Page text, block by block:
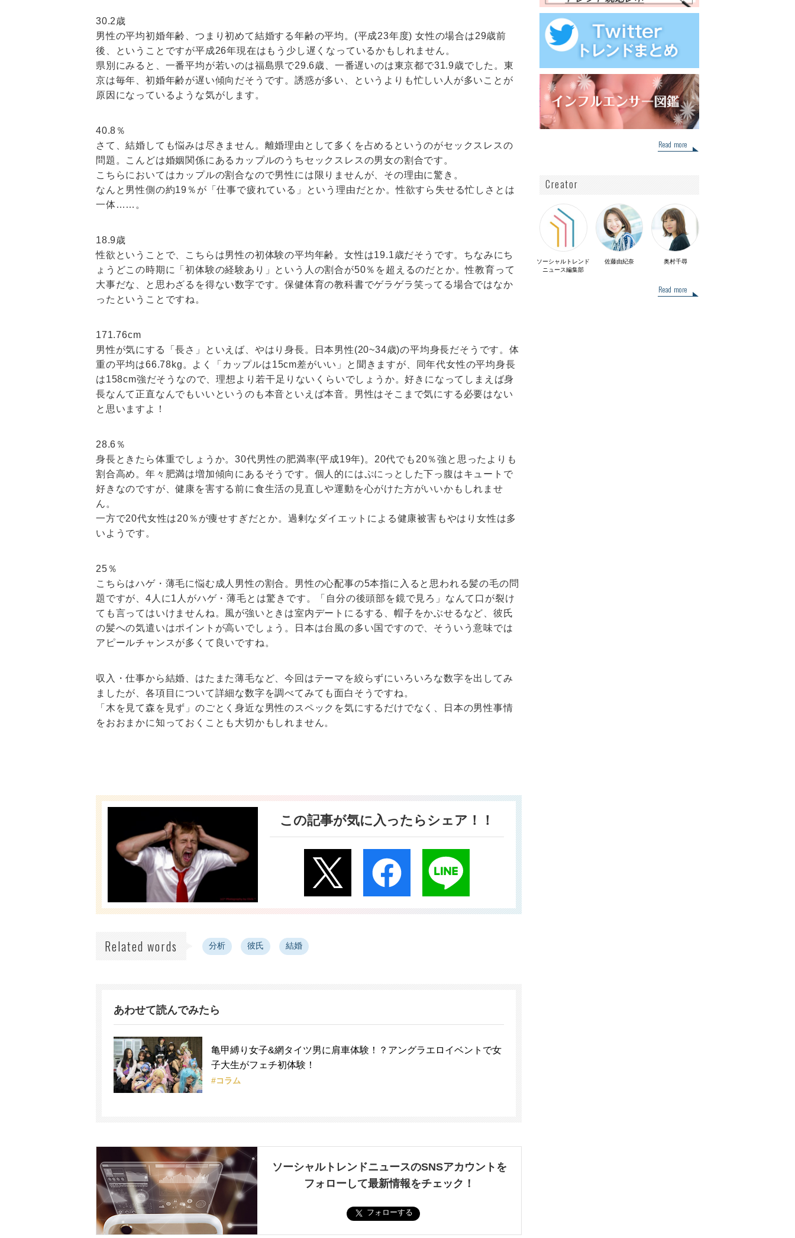
30.2歳
男性の平均初婚年齢、つまり初めて結婚する年齢の平均。(平成23年度) 女性の場合は29歳前
後、ということですが平成26年現在はもう少し遅くなっているかもしれません。
県別にみると、一番平均が若いのは福島県で29.6歳、一番遅いのは東京都で31.9歳でした。東
京は毎年、初婚年齢が遅い傾向だそうです。誘惑が多い、というよりも忙しい人が多いことが
原因になっているような気がします。
40.8％
さて、結婚しても悩みは尽きません。離婚理由として多くを占めるというのがセックスレスの
問題。こんどは婚姻関係にあるカップルのうちセックスレスの男女の割合です。
こちらにおいてはカップルの割合なので男性には限りませんが、その理由に驚き。
なんと男性側の約19％が「仕事で疲れている」という理由だとか。性欲すら失せる忙しさとは
一体……。
18.9歳
性欲ということで、こちらは男性の初体験の平均年齢。女性は19.1歳だそうです。ちなみにち
ょうどこの時期に「初体験の経験あり」という人の割合が50％を超えるのだとか。性教育って
大事だな、と思わざるを得ない数字です。保健体育の教科書でゲラゲラ笑ってる場合ではなか
ったということですね。
171.76cm
男性が気にする「長さ」といえば、やはり身長。日本男性(20~34歳)の平均身長だそうです。体
重の平均は66.78kg。よく「カップルは15cm差がいい」と聞きますが、同年代女性の平均身長
は158cm強だそうなので、理想より若干足りないくらいでしょうか。好きになってしまえば身
長なんて正直なんでもいいというのも本音といえば本音。男性はそこまで気にする必要はない
と思いますよ！
28.6％
身長ときたら体重でしょうか。30代男性の肥満率(平成19年)。20代でも20％強と思ったよりも
割合高め。年々肥満は増加傾向にあるそうです。個人的にはぷにっとした下っ腹はキュートで
好きなのですが、健康を害する前に食生活の見直しや運動を心がけた方がいいかもしれませ
ん。
一方で20代女性は20％が痩せすぎだとか。過剰なダイエットによる健康被害もやはり女性は多
いようです。
25％
こちらはハゲ・薄毛に悩む成人男性の割合。男性の心配事の5本指に入ると思われる髪の毛の問
題ですが、4人に1人がハゲ・薄毛とは驚きです。「自分の後頭部を鏡で見ろ」なんて口が裂け
ても言ってはいけませんね。風が強いときは室内デートにるする、帽子をかぶせるなど、彼氏
の髪への気遣いはポイントが高いでしょう。日本は台風の多い国ですので、そういう意味では
アピールチャンスが多くて良いですね。
収入・仕事から結婚、はたまた薄毛など、今回はテーマを絞らずにいろいろな数字を出してみ
ましたが、各項目について詳細な数字を調べてみても面白そうですね。
「木を見て森を見ず」のごとく身近な男性のスペックを気にするだけでなく、日本の男性事情
をおおまかに知っておくことも大切かもしれません。
この記事が気に入ったらシェア！！
Related words 分析 彼氏 結婚
あわせて読んでみたら
亀甲縛り女子&網タイツ男に肩車体験！？アングラエロイベントで女
子大生がフェチ初体験！
#コラム
ソーシャルトレンドニュースのSNSアカウントを
フォローして最新情報をチェック！
フォローする
Read more
Creator
ソーシャルトレンド
ニュース編集部
佐藤由紀奈 奥村千尋
Read more